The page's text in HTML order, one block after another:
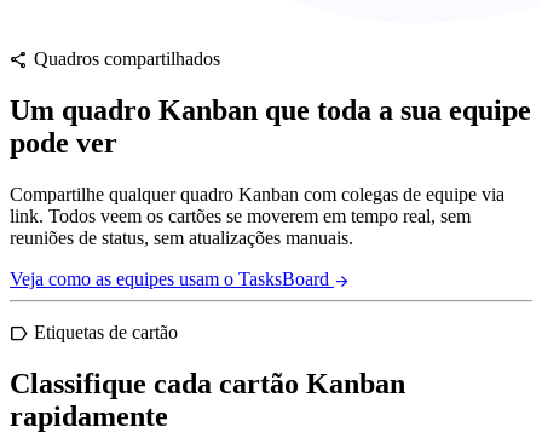
share Quadros compartilhados
Um quadro Kanban que toda a sua equipe
pode ver
Compartilhe qualquer quadro Kanban com colegas de equipe via
link. Todos veem os cartões se moverem em tempo real, sem
reuniões de status, sem atualizações manuais.
Veja como as equipes usam o TasksBoard arrow_forward
label Etiquetas de cartão
Classifique cada cartão Kanban
rapidamente